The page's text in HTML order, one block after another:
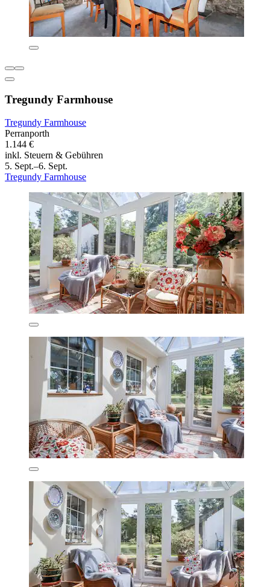
Tregundy Farmhouse
Tregundy Farmhouse
Perranporth
1.144 €
inkl. Steuern & Gebühren
5. Sept.–6. Sept.
Tregundy Farmhouse